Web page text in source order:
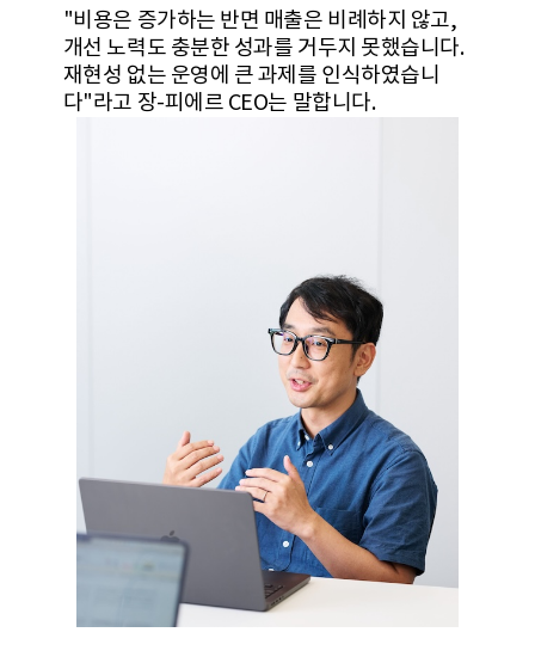
"비용은 증가하는 반면 매출은 비례하지 않고,
개선 노력도 충분한 성과를 거두지 못했습니다.
재현성 없는 운영에 큰 과제를 인식하였습니
다"라고 장-피에르 CEO는 말합니다.